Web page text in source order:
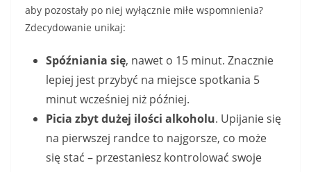
aby pozostały po niej wyłącznie miłe wspomnienia?
Zdecydowanie unikaj:
Spóźniania się, nawet o 15 minut. Znacznie
lepiej jest przybyć na miejsce spotkania 5
minut wcześniej niż później.
Picia zbyt dużej ilości alkoholu. Upijanie się
na pierwszej randce to najgorsze, co może
się stać – przestaniesz kontrolować swoje